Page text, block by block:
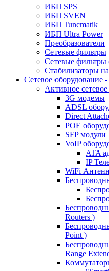
ИБП SPS
ИБП SVEN
ИБП Tuncmatik
ИБП Ultra Power
Преобразователи
Сетевые фильтры
Сетевые фильтры
Стабилизаторы
Сетевое оборудование
Активное
3G модемы
ADSL
Direct
POE
SFP модули
VoIP
ATA
IP
WiFi
Routers )
Point )
Range